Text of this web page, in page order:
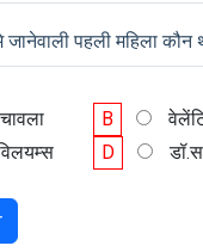
जानेवाली पहली महिला कौन
B
D